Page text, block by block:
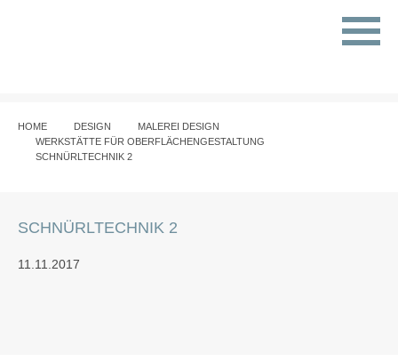
HOME DESIGN
MALEREI DESIGN
WERKSTÄTTE FÜR OBERFLÄCHENGESTALTUNG
SCHNÜRLTECHNIK 2
SCHNÜRLTECHNIK 2
11.11.2017